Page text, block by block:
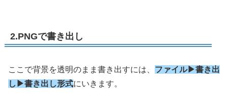
2.PNGで書き出し
ここで背景を透明のまま書き出すには、 ファイル▶︎書き出
し▶︎書き出し形式にいきます。